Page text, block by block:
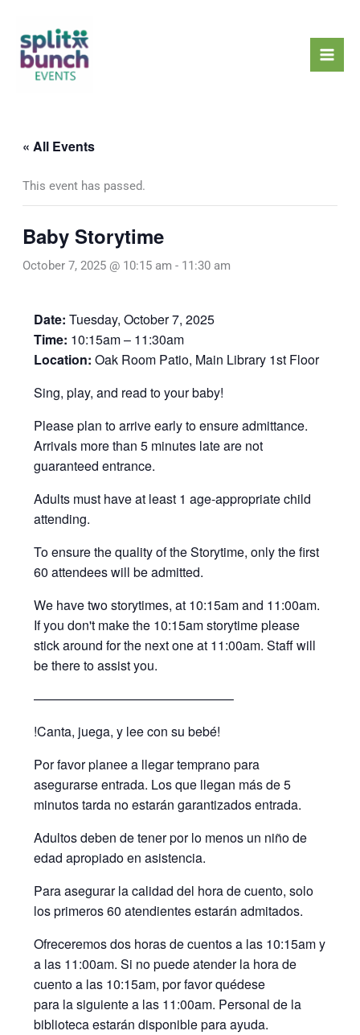
content
« All Events
This event has passed.
Baby Storytime
October 7, 2025 @ 10:15 am - 11:30 am
Date: Tuesday, October 7, 2025
Time: 10:15am – 11:30am
Location: Oak Room Patio, Main Library 1st Floor
Sing, play, and read to your baby!
Please plan to arrive early to ensure admittance.
Arrivals more than 5 minutes late are not
guaranteed entrance.
Adults must have at least 1 age-appropriate child
attending.
To ensure the quality of the Storytime, only the first
60 attendees will be admitted.
We have two storytimes, at 10:15am and 11:00am.
If you don't make the 10:15am storytime please
stick around for the next one at 11:00am. Staff will
be there to assist you.
———————————————–
!Canta, juega, y lee con su bebé!
Por favor planee a llegar temprano para
asegurarse entrada. Los que llegan más de 5
minutos tarda no estarán garantizados entrada.
Adultos deben de tener por lo menos un niño de
edad apropiado en asistencia.
Para asegurar la calidad del hora de cuento, solo
los primeros 60 atendientes estarán admitados.
Ofreceremos dos horas de cuentos a las 10:15am y
a las 11:00am. Si no puede atender la hora de
cuento a las 10:15am, por favor quédese
para la siguiente a las 11:00am. Personal de la
biblioteca estarán disponible para ayuda.